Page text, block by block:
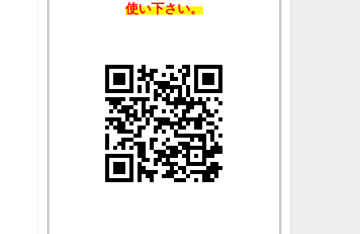
使い下さい。